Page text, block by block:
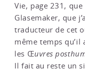
Vie, page 231,
Glasemaker, que
traducteur de cet
même temps
les Œuvres
Il fait au reste un